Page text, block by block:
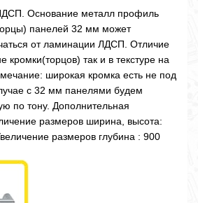
Основание металл профиль
панелей 32 мм может
от ламинации ЛДСП. Отличие
кромки(торцов) так и в текстуре на
широкая кромка есть не под
с 32 мм панелями будем
по тону. Дополнительная
размеров ширина, высота:
размеров глубина : 900